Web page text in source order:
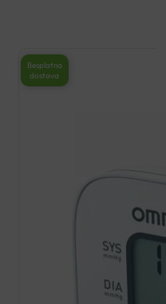
Besplatna
dostava